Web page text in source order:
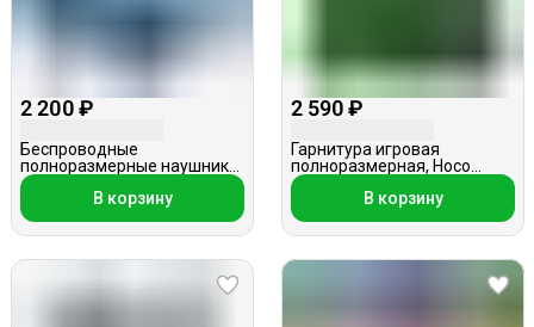
2 200 ₽
Беспроводные
полноразмерные наушники,
BT-30, голубые
В корзину
2 590 ₽
Гарнитура игровая
полноразмерная, Hoco
W107, с ушками, черно-
В корзину